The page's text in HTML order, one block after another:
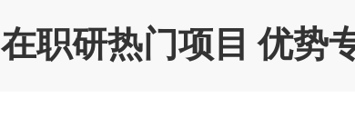
在职研热门项目 优势